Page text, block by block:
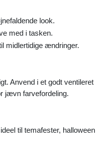
look.
med i tasken.
midlertidige ændringer.
Anvend i et godt ventileret
jævn farvefordeling.
til temafester, halloween